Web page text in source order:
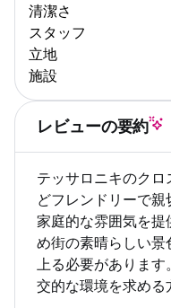
清潔さ
スタッフ
立地
施設
レビューの要約
テッサロニキのク
どフレンドリーで親
家庭的な雰囲気を提
め街の素晴らしい
上る必要がありま
交的な環境を求める